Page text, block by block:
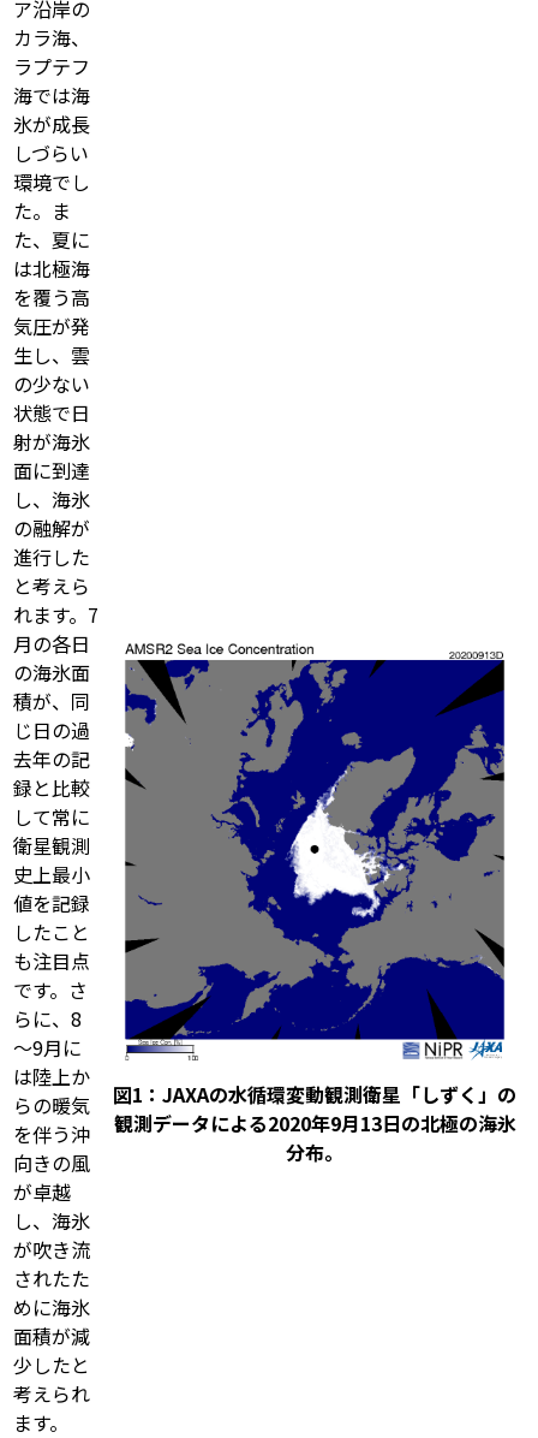
ア沿岸の
カラ海、
ラプテフ
海では海
氷が成長
しづらい
環境でし
た。ま
た、夏に
は北極海
を覆う高
気圧が発
生し、雲
の少ない
状態で日
射が海氷
面に到達
し、海氷
の融解が
進行した
と考えら
れます。7
月の各日
の海氷面
積が、同
じ日の過
去年の記
録と比較
して常に
衛星観測
史上最小
値を記録
したこと
も注目点
です。さ
らに、8
～9月に
は陸上か
らの暖気
を伴う沖
向きの風
が卓越
し、海氷
が吹き流
されたた
めに海氷
面積が減
少したと
考えられ
ます。
図1：JAXAの水循環変動観測衛星「しずく」の
観測データによる2020年9月13日の北極の海氷
分布。